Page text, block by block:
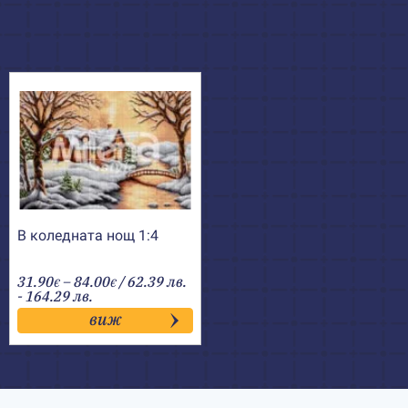
В коледната нощ 1:4
31.90€ –84.00€Price
range:
31.90€
through
84.00€
/ 62.39 лв.
- 164.29 лв.
виж